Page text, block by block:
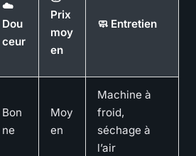
☁️
Dou
ceur
Prix
moy
en
🧼 Entretien
Bon
ne
Moy
en
Machine à
froid,
séchage à
l’air